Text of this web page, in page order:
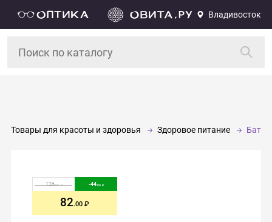
Владивосток
Товары для красоты и здоровья Здоровое питание
126.00 -44.00
82.00